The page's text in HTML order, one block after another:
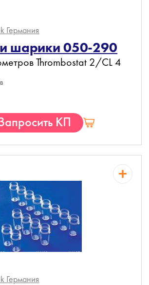
Германия
шарики 050-290
Thrombostat 2/CL 4
КП
Германия